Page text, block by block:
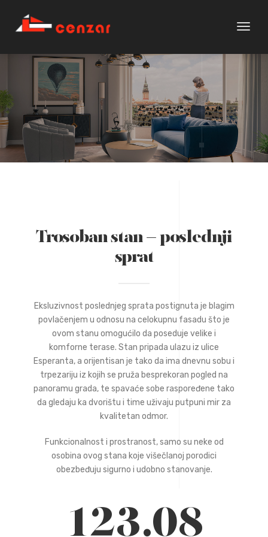
Toggle
Trosoban stan – poslednji
sprat
Eksluzivnost poslednjeg sprata postignuta je blagim
povlačenjem u odnosu na celokupnu fasadu što je
ovom stanu omogućilo da poseduje velike i
komforne terase. Stan pripada ulazu iz ulice
Esperanta, a orijentisan je tako da ima dnevnu sobu i
trpezariju iz kojih se pruža besprekoran pogled na
panoramu grada, te spavaće sobe raspoređene tako
da gledaju ka dvorištu i time uživaju putpuni mir za
kvalitetan odmor.
Funkcionalnost i prostranost, samo su neke od
osobina ovog stana koje višečlanoj porodici
obezbeđuju sigurno i udobno stanovanje.
123.08